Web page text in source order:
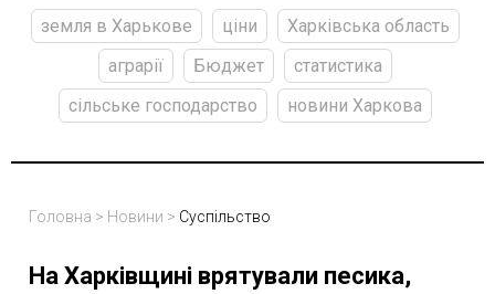
земля в Харькове ціни
Харківська область
аграрії
Бюджет
статистика
сільське господарство
новини Харкова
Головна > Новини > Суспільство
На Харківщині врятували песика,